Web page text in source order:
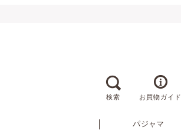
検索 お買物ガイド
パジャマ